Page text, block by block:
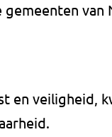
van
en veiligheid,